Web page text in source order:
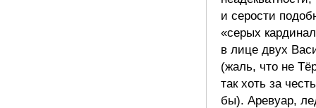
и серости
«серых
в лице двух
(жаль, что не
так хоть за
бы). Аревуар,